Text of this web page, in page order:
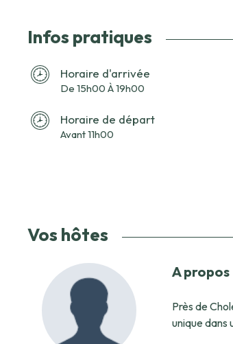
Infos pratiques
Horaire d'arrivée
De 15h00 À 19h00
Horaire de départ
Avant 11h00
Vos hôtes
A propos
Près de
unique dans